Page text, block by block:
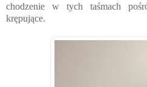
chodzenie w tych taśmach
krępujące.